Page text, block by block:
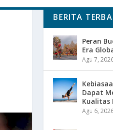
BERITA
Peran
Era
Agu 7,
Dapat
Kualitas
Agu 6,